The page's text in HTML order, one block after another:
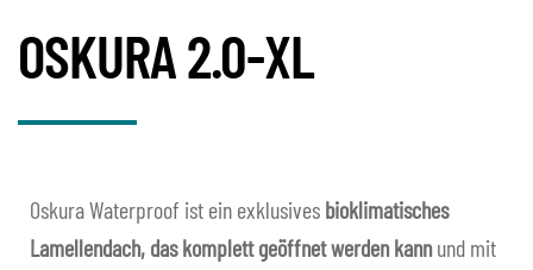
Verdunklungssysteme
PROJEKTE
OSKURA 2.0-XL
Oskura Waterproof ist ein exklusives bioklimatisches
Lamellendach, das komplett geöffnet werden kannund mit